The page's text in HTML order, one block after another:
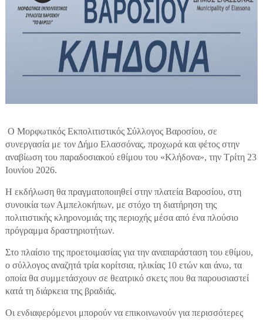
Ο Μορφωτικός Εκπολιτιστικός Σύλλογος Βαροσίου, σε
συνεργασία με τον Δήμο Ελασσόνας, προχωρά και φέτος στην
αναβίωση του παραδοσιακού εθίμου του «Κλήδονα», την Τρίτη 23
Ιουνίου 2026.
Η εκδήλωση θα πραγματοποιηθεί στην πλατεία Βαροσίου, στη
συνοικία των Αμπελοκήπων, με στόχο τη διατήρηση της
πολιτιστικής κληρονομιάς της περιοχής μέσα από ένα πλούσιο
πρόγραμμα δραστηριοτήτων.
Στο πλαίσιο της προετοιμασίας για την αναπαράσταση του εθίμου,
ο σύλλογος αναζητά τρία κορίτσια, ηλικίας 10 ετών και άνω, τα
οποία θα συμμετάσχουν σε θεατρικό σκετς που θα παρουσιαστεί
κατά τη διάρκεια της βραδιάς.
Οι ενδιαφερόμενοι μπορούν να επικοινωνούν για περισσότερες